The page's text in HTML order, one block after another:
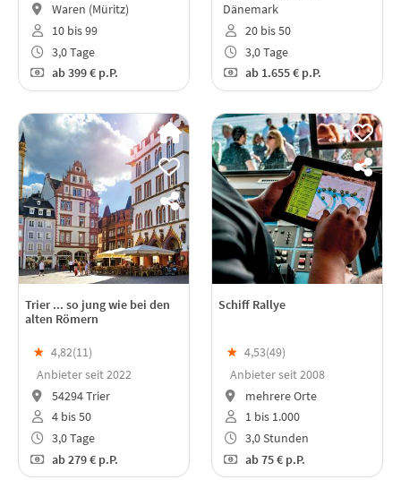
Waren (Müritz)
10 bis 99
3,0 Tage
ab399 € p.P.
Dänemark
20 bis 50
3,0 Tage
ab1.655 € p.P.
Trier ... so jung wie bei den
alten Römern
★ 4,82(11)
Anbieter seit 2022
54294 Trier
4 bis 50
3,0 Tage
ab279 € p.P.
Schiff Rallye
★ 4,53(49)
Anbieter seit 2008
mehrere Orte
1 bis 1.000
3,0 Stunden
ab75 € p.P.